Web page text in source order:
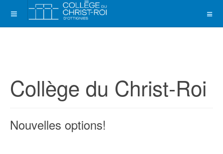
Collège du Christ-Roi
Nouvelles options!